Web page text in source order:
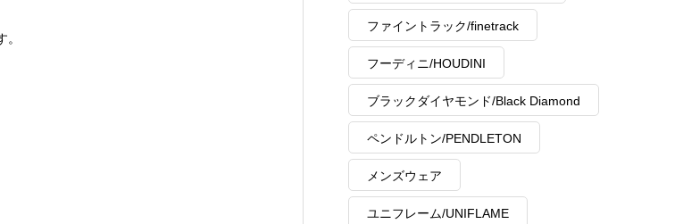
ファイントラック/finetrack
フーディニ/HOUDINI
ブラックダイヤモンド/Black Diamond
ペンドルトン/PENDLETON
メンズウェア
ユニフレーム/UNIFLAME